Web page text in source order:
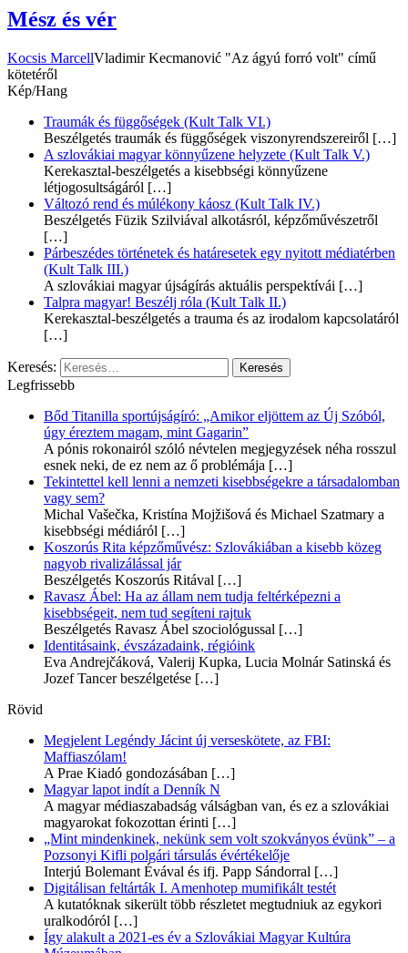
Mész és vér
Kocsis MarcellVladimir Kecmanović "Az ágyú forró volt" című
kötetéről
Kép/Hang
Traumák és függőségek (Kult Talk VI.)
Beszélgetés traumák és függőségek viszonyrendszereiről […]
A szlovákiai magyar könnyűzene helyzete (Kult Talk V.)
Kerekasztal-beszélgetés a kisebbségi könnyűzene
létjogosultságáról […]
Változó rend és múlékony káosz (Kult Talk IV.)
Beszélgetés Füzik Szilviával alkotásról, képzőművészetről
[…]
Párbeszédes történetek és határesetek egy nyitott médiatérben
(Kult Talk III.)
A szlovákiai magyar újságírás aktuális perspektívái […]
Talpra magyar! Beszélj róla (Kult Talk II.)
Kerekasztal-beszélgetés a trauma és az irodalom kapcsolatáról
[…]
Keresés:
Legfrissebb
Bőd Titanilla sportújságíró: „Amikor eljöttem az Új Szóból,
úgy éreztem magam, mint Gagarin”
A pónis rokonairól szóló névtelen megjegyzések néha rosszul
esnek neki, de ez nem az ő problémája […]
Tekintettel kell lenni a nemzeti kisebbségekre a társadalomban
vagy sem?
Michal Vašečka, Kristína Mojžišová és Michael Szatmary a
kisebbségi médiáról […]
Koszorús Rita képzőművész: Szlovákiában a kisebb közeg
nagyob rivalizálással jár
Beszélgetés Koszorús Ritával […]
Ravasz Ábel: Ha az állam nem tudja feltérképezni a
kisebbségeit, nem tud segíteni rajtuk
Beszélgetés Ravasz Ábel szociológussal […]
Identitásaink, évszázadaink, régióink
Eva Andrejčáková, Valerij Kupka, Lucia Molnár Satinská és
Jozef Tancer beszélgetése […]
Rövid
Megjelent Legéndy Jácint új verseskötete, az FBI:
Maffiaszólam!
A Prae Kiadó gondozásában […]
Magyar lapot indít a Denník N
A magyar médiaszabadság válságban van, és ez a szlovákiai
magyarokat fokozottan érinti […]
„Mint mindenkinek, nekünk sem volt szokványos évünk” – a
Pozsonyi Kifli polgári társulás évértékelője
Interjú Bolemant Évával és ifj. Papp Sándorral […]
Digitálisan feltárták I. Amenhotep mumifikált testét
A kutatóknak sikerült több részletet megtudniuk az egykori
uralkodóról […]
Így alakult a 2021-es év a Szlovákiai Magyar Kultúra